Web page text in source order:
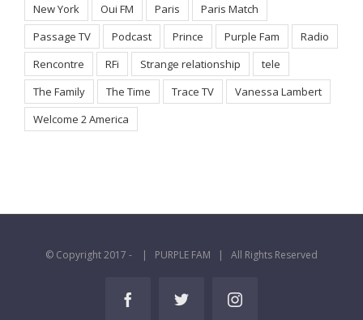
New York
Oui FM Paris
Paris Match
Passage TV
Podcast Prince Purple Fam
Radio
Rencontre
RFi Strange relationship
tele
The Family
The Time Trace TV
Vanessa Lambert
Welcome 2 America
© Copyright 2017 - | PURPLE FAM | All Rights Reserved
FacebookTwitter Instagram